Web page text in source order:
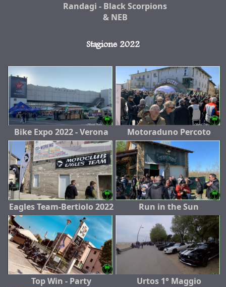
Randagi - Black Scorpions
& NEB
Stagione 2022
Bike Expo 2022 - Verona Motoraduno Percoto
Eagles Team-Bertiolo 2022 Run in the Sun
Top Win - Party Urtos 1° Maggio